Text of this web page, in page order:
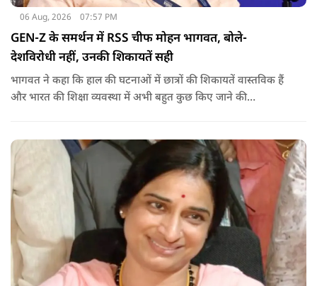
06 Aug, 2026 07:57 PM
GEN-Z के समर्थन में RSS चीफ मोहन भागवत, बोले-
देशविरोधी नहीं, उनकी शिकायतें सही
भागवत ने कहा कि हाल की घटनाओं में छात्रों की शिकायतें वास्तविक हैं
और भारत की शिक्षा व्यवस्था में अभी बहुत कुछ किए जाने की